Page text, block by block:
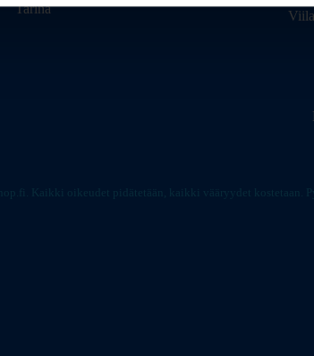
Tarina
Kaikki oikeudet pidätetään, kaikki vääryydet kostetaan.